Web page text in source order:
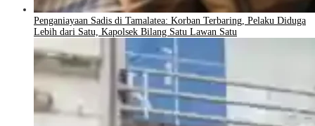
Penganiayaan Sadis di Tamalatea: Korban Terbaring, Pelaku Diduga
Lebih dari Satu, Kapolsek Bilang Satu Lawan Satu